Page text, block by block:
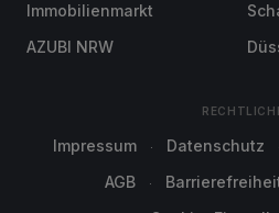
Immobilienmarkt
AZUBI NRW
Impressum Datenschutz
AGB